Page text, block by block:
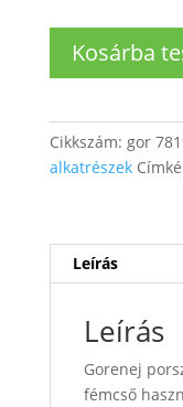
toldócső
Kosárba
Cikkszám: gor
alkatrészek
Leírás
Leírás
Gorenej
fémcső